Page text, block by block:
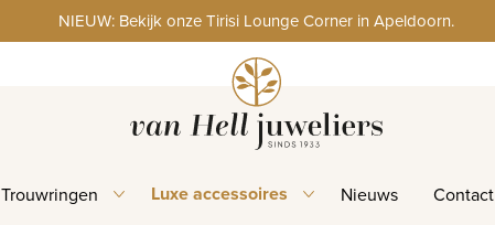
NIEUW: Bekijk onze Tirisi Lounge Corner in Apeldoorn.
Trouwringen Luxe accessoires Nieuws Contact